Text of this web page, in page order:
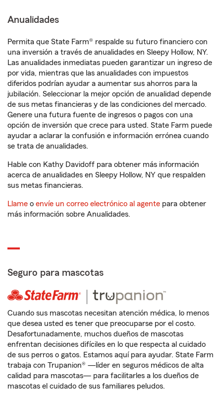
Anualidades
Permita que State Farm® respalde su futuro financiero con
una inversión a través de anualidades en Sleepy Hollow, NY.
Las anualidades inmediatas pueden garantizar un ingreso de
por vida, mientras que las anualidades con impuestos
diferidos podrían ayudar a aumentar sus ahorros para la
jubilación. Seleccionar la mejor opción de anualidad depende
de sus metas financieras y de las condiciones del mercado.
Genere una futura fuente de ingresos o pagos con una
opción de inversión que crece para usted. State Farm puede
ayudar a aclarar la confusión e información errónea cuando
se trata de anualidades.
Hable con Kathy Davidoff para obtener más información
acerca de anualidades en Sleepy Hollow, NY que respalden
sus metas financieras.
Llame o envíe un correo electrónico al agente para obtener
más información sobre Anualidades.
Seguro para mascotas
Cuando sus mascotas necesitan atención médica, lo menos
que desea usted es tener que preocuparse por el costo.
Desafortunadamente, muchos dueños de mascotas
enfrentan decisiones difíciles en lo que respecta al cuidado
de sus perros o gatos. Estamos aquí para ayudar. State Farm
trabaja con Trupanion® —líder en seguros médicos de alta
calidad para mascotas— para facilitarles a los dueños de
mascotas el cuidado de sus familiares peludos.